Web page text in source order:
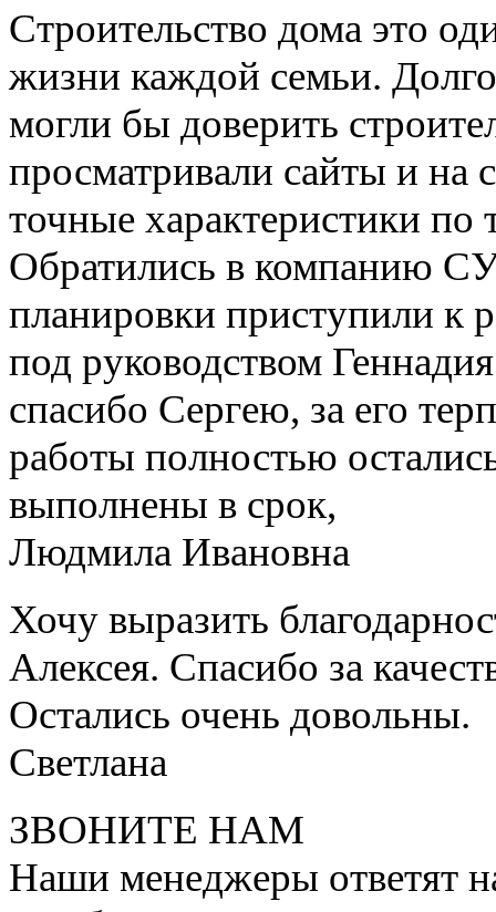
Строительство дома это
жизни каждой семьи.
могли бы доверить
просматривали сайты и
точные характеристики по
Обратились в компанию
планировки приступили к
под руководством
спасибо Сергею, за его
работы полностью
выполнены в срок,
Людмила Ивановна
Хочу выразить
Алексея. Спасибо за
Остались очень довольны.
Светлана
ЗВОНИТЕ НАМ
Наши менеджеры ответят